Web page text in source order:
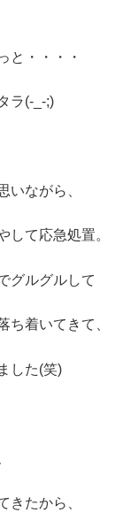
と・・・・
ラ(-_-;)
いながら、
して応急処置。
グルグルして
ち着いてきて、
した(笑)
きたから、